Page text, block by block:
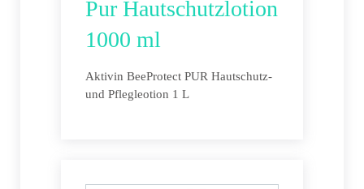
Pur Hautschutzlotion
1000 ml
Aktivin BeeProtect PUR Hautschutz-
und Pflegleotion 1 L